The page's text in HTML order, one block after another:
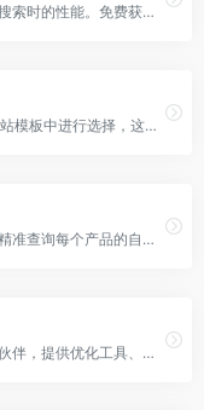
必应网络管理员工具并提高您的网站在搜索时的性能。免费获取各种报告、工具和资源。
您可以从ThemeForest上的电子商务网站模板中进行选择，这些模板均由我们的全球独立设计师和开发人员社区创建。
对亚马逊站内流量实现无死角全覆盖，精准查询每个产品的自然搜索、PPC广告、Deal(活动)、搜索推荐和关联流量
为开发者、内容创作者、站点管理者等伙伴，提供优化工具、数据、课程、Q&amp;A等服务，助力资源进入搜索